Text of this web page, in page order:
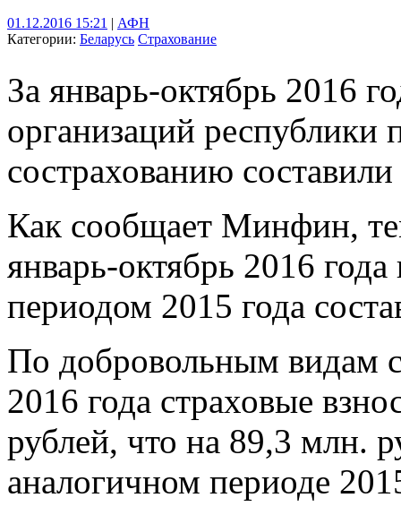
01.12.2016 15:21 | АФН
Категории: Беларусь Страхование
За январь-октябрь 2016
организаций
сострахованию
Как сообщает Минфин,
январь-октябрь 2016
периодом 2015 года
По добровольным видам
2016 года страховые
рублей, что на 89,3 млн.
аналогичном периоде